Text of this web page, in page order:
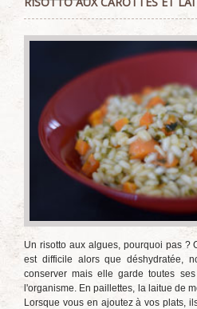
Un risotto aux algues, pourquoi pas ?
est difficile alors que déshydratée,
conserver mais elle garde toutes
l'organisme. En paillettes, la laitue de
Lorsque vous en ajoutez à vos plats,